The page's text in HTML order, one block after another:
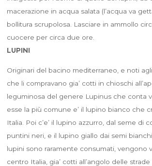
macerazione in acqua salata (l’acqua va
bollitura scrupolosa. Lasciare in ammollo
cuocere per circa due ore.
LUPINI
Originari del bacino mediterraneo, e noti
che li compravano gia’ cotti in chioschi
leguminosa del genere Lupinus che conta
esse la più comune e’ il lupino bianco che
Italia. Poi c’e’ il lupino azzurro, dal seme di
puntini neri, e il lupino giallo dai semi
lupini sono raramente consumati, vengono
centro Italia, gia’ cotti all’angolo delle